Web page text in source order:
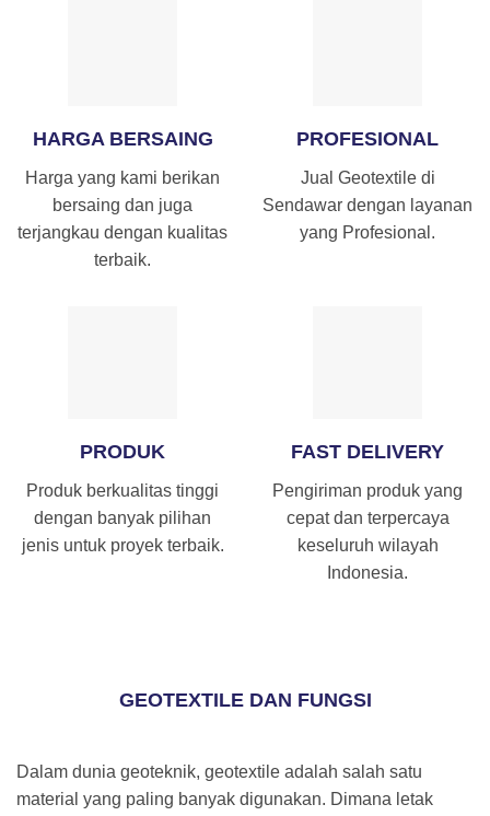
HARGA BERSAING
Harga yang kami berikan
bersaing dan juga
terjangkau dengan kualitas
terbaik.
PROFESIONAL
Jual Geotextile di
Sendawar dengan layanan
yang Profesional.
PRODUK
Produk berkualitas tinggi
dengan banyak pilihan
jenis untuk proyek terbaik.
FAST DELIVERY
Pengiriman produk yang
cepat dan terpercaya
keseluruh wilayah
Indonesia.
GEOTEXTILE DAN FUNGSI
Dalam dunia geoteknik, geotextile adalah salah satu
material yang paling banyak digunakan. Dimana letak